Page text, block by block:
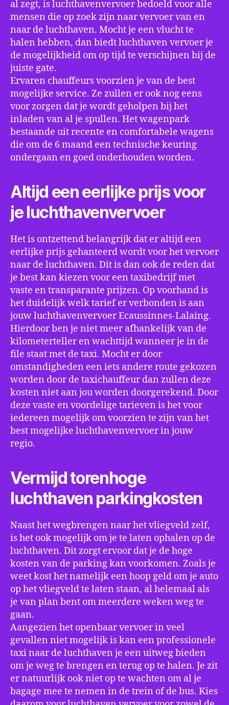
al zegt, is luchthavenvervoer bedoeld voor alle
mensen die op zoek zijn naar vervoer van en
naar de luchthaven. Mocht je een vlucht te
halen hebben, dan biedt luchthaven vervoer je
de mogelijkheid om op tijd te verschijnen bij de
juiste gate.
Ervaren chauffeurs voorzien je van de best
mogelijke service. Ze zullen er ook nog eens
voor zorgen dat je wordt geholpen bij het
inladen van al je spullen. Het wagenpark
bestaande uit recente en comfortabele wagens
die om de 6 maand een technische keuring
ondergaan en goed onderhouden worden.
Altijd een eerlijke prijs voor
je luchthavenvervoer
Het is ontzettend belangrijk dat er altijd een
eerlijke prijs gehanteerd wordt voor het vervoer
naar de luchthaven. Dit is dan ook de reden dat
je best kan kiezen voor een taxibedrijf met
vaste en transparante prijzen. Op voorhand is
het duidelijk welk tarief er verbonden is aan
jouw luchthavenvervoer Ecaussinnes-Lalaing.
Hierdoor ben je niet meer afhankelijk van de
kilometerteller en wachttijd wanneer je in de
file staat met de taxi. Mocht er door
omstandigheden een iets andere route gekozen
worden door de taxichauffeur dan zullen deze
kosten niet aan jou worden doorgerekend. Door
deze vaste en voordelige tarieven is het voor
iedereen mogelijk om voorzien te zijn van het
best mogelijke luchthavenvervoer in jouw
regio.
Vermijd torenhoge
luchthaven parkingkosten
Naast het wegbrengen naar het vliegveld zelf,
is het ook mogelijk om je te laten ophalen op de
luchthaven. Dit zorgt ervoor dat je de hoge
kosten van de parking kan voorkomen. Zoals je
weet kost het namelijk een hoop geld om je auto
op het vliegveld te laten staan, al helemaal als
je van plan bent om meerdere weken weg te
gaan.
Aangezien het openbaar vervoer in veel
gevallen niet mogelijk is kan een professionele
taxi naar de luchthaven je een uitweg bieden
om je weg te brengen en terug op te halen. Je zit
er natuurlijk ook niet op te wachten om al je
bagage mee te nemen in de trein of de bus. Kies